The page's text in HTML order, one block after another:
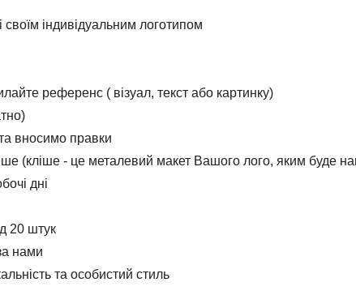
своїм індивідуальним логотипом
референс ( візуал, текст або картинку)
вносимо правки
(кліше - це металевий макет Вашого лого, яким буде
дні
20 штук
нами
та особистий стиль